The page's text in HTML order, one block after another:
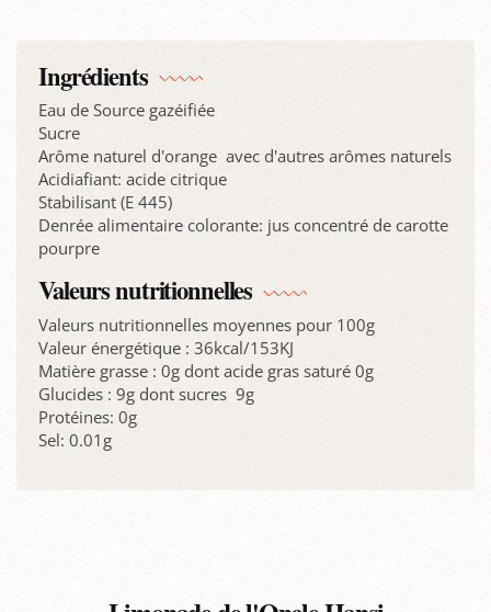
Ingrédients
Eau de Source gazéifiée
Sucre
Arôme naturel d'orange avec d'autres arômes naturels
Acidiafiant: acide citrique
Stabilisant (E 445)
Denrée alimentaire colorante: jus concentré de carotte
pourpre
Valeurs nutritionnelles
Valeurs nutritionnelles moyennes pour 100g
Valeur énergétique : 36kcal/153KJ
Matière grasse : 0g dont acide gras saturé 0g
Glucides : 9g dont sucres 9g
Protéines: 0g
Sel: 0.01g